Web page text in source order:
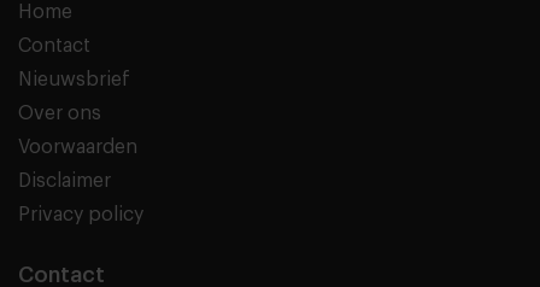
Home
Contact
Nieuwsbrief
Over ons
Voorwaarden
Disclaimer
Privacy policy
Contact